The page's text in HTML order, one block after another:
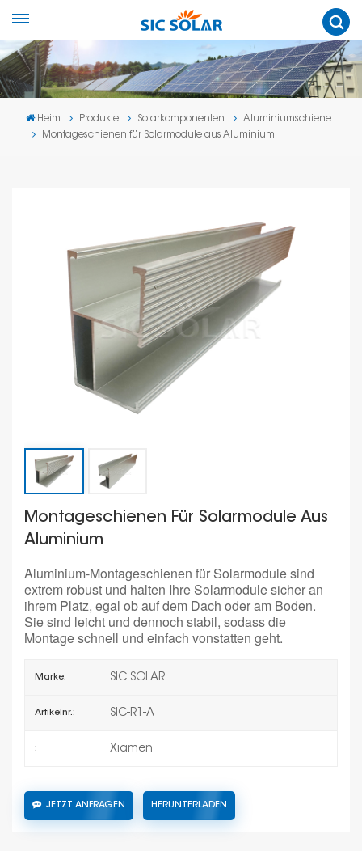
Heim Produkte Solarkomponenten
Aluminiumschiene
Montageschienen für Solarmodule aus Aluminium
Montageschienen Für Solarmodule Aus
Aluminium
Aluminium-Montageschienen für Solarmodule sind
extrem robust und halten Ihre Solarmodule sicher an
ihrem Platz, egal ob auf dem Dach oder am Boden.
Sie sind leicht und dennoch stabil, sodass die
Montage schnell und einfach vonstatten geht.
Marke: SIC SOLAR
Artikelnr.: SIC-R1-A
: Xiamen
JETZT ANFRAGEN HERUNTERLADEN